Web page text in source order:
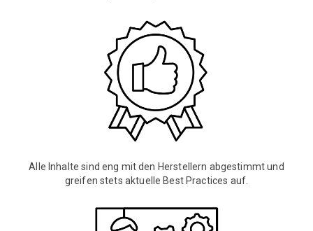
Alle Inhalte sind eng mit den Herstellern abgestimmt und
greifen stets aktuelle Best Practices auf.